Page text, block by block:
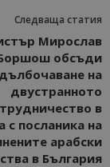
Следваща статия
Мирослав
обсъди
на
двустранното
в
с посланика на
арабски
в България